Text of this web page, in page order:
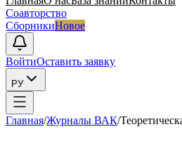
Соавторство
СборникиНовое
ВойтиОставить заявку
РУ
Главная/Журналы ВАК/